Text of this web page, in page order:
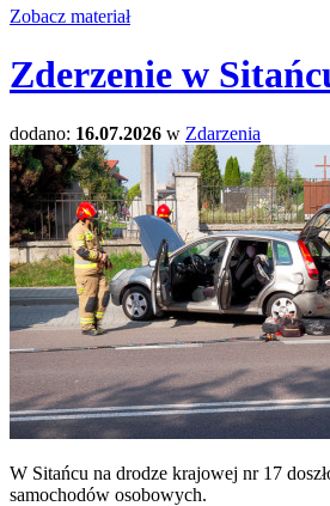
Zobacz materiał
Zderzenie w
dodano: 16.07.2026 w Zdarzenia
W Sitańcu na drodze krajowej nr 17
samochodów osobowych.